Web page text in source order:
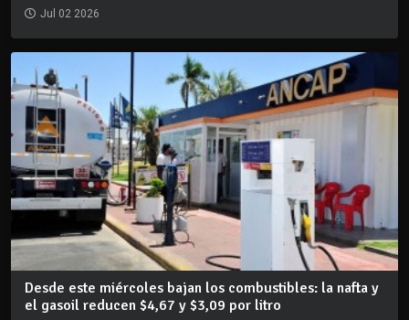
Jul 02 2026
Desde este miércoles bajan los combustibles: la nafta y
el gasoil reducen $4,67 y $3,09 por litro